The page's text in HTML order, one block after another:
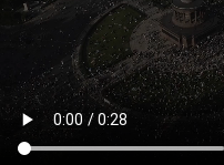
werden.
#dieBasis #Migration #Europa
#Frieden #Subsidiarität